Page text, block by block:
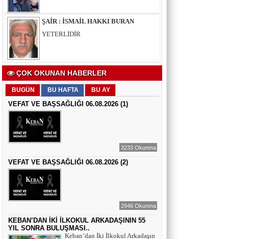
EĞİTİMCİ - ŞAİR : MUSTAFA ERGAN
KADIN VAR
EĞİTİMCİ - ŞAİR : FEVZİ ÖZDEMİR
EDEP
ŞAİR : SELAMİ DOLU
ŞİİRLERİN HER SATIRINDA SEN VARSIN
EĞİTİMCİ - YAZAR : MEHMET
YILMAZ
HIZIR VE İLYAS: UMUDUN, BEREKETİN
VE YENİDEN DOĞUŞUN BULUŞMASI
EĞİTİMCİ - ŞAİR - YAZAR : SÜNDÜS
ARSLAN AKÇA
SUÇ SAMUR KÜRK OLSA
ÇOK OKUNAN HABERLER
BUGÜN BU HAFTA BU AY
VEFAT VE BAŞSAĞLIĞI 06.08.2026 (1)
3233 Okunma
VEFAT VE BAŞSAĞLIĞI 06.08.2026 (2)
2946 Okunma
KEBAN’DAN İKİ İLKOKUL ARKADAŞININ 55
YIL SONRA BULUŞMASI..
Keban’dan İki İlkokul Arkadaşın